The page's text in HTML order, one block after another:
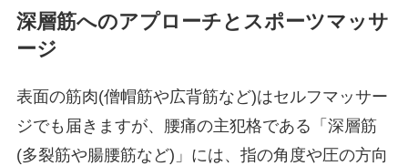
深層筋へのアプローチとスポーツマッサ
ージ
表面の筋肉(僧帽筋や広背筋など)はセルフマッサー
ジでも届きますが、腰痛の主犯格である「深層筋
(多裂筋や腸腰筋など)」には、指の角度や圧の方向